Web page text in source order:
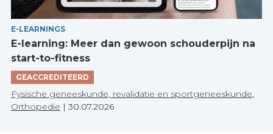
E-LEARNINGS
E-learning: Meer dan gewoon schouderpijn na
start-to-fitness
GEACCREDITEERD
Fysische geneeskunde, revalidatie en sportgeneeskunde
Orthopedie | 30.07.2026